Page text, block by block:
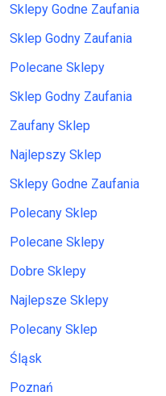
Sklepy Godne Zaufania
Sklep Godny Zaufania
Polecane Sklepy
Sklep Godny Zaufania
Zaufany Sklep
Najlepszy Sklep
Sklepy Godne Zaufania
Polecany Sklep
Polecane Sklepy
Dobre Sklepy
Najlepsze Sklepy
Polecany Sklep
Śląsk
Poznań